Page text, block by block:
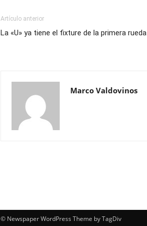
Artículo anterior
La «U» ya tiene el fixture de la primera rueda
Marco Valdovinos
© Newspaper WordPress Theme by TagDiv